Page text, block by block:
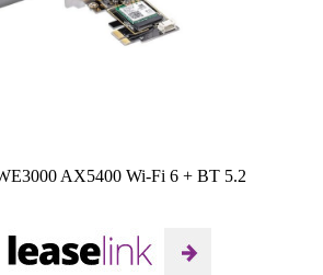
AX5400 Wi-Fi 6 + BT 5.2